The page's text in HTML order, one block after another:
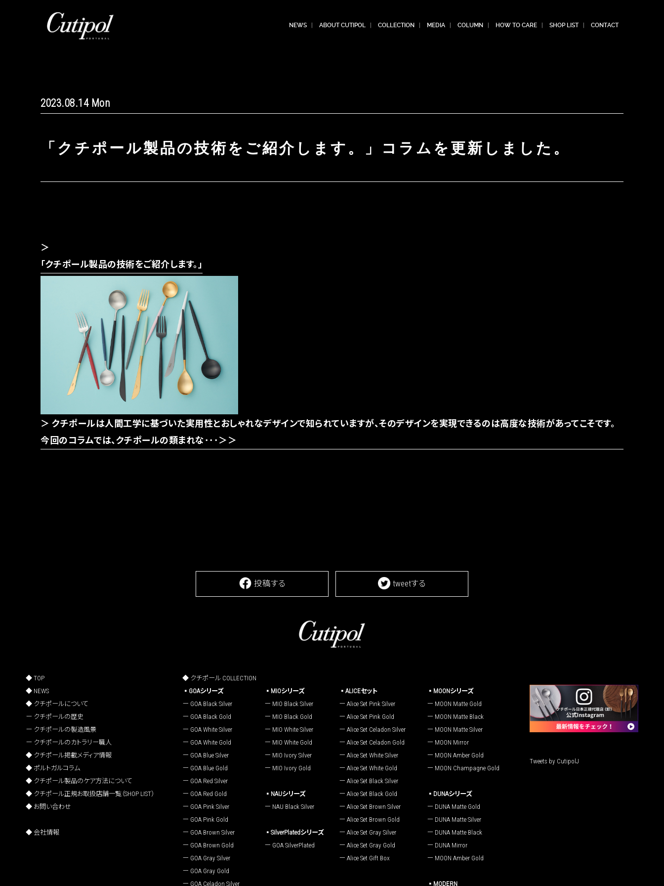
NEWS ABOUT CUTIPOL COLLECTION MEDIA COLUMN HOW TO CARE SHOP LIST CONTACT
2023.08.14 Mon
「クチポール製品の技術をご紹介します。」コラムを更新しました。
「クチポール製品の技術をご紹介します。」
クチポールは人間工学に基づいた実用性とおしゃれなデザインで知られていますが、そのデザインを実現できるのは高度な技術があってこそです。
今回のコラムでは、クチポールの類まれな･･･＞＞
投稿する tweetする
TOP
NEWS
クチポールについて
クチポールの歴史
クチポールの製造風景
クチポールのカトラリー職人
クチポール掲載メディア情報
ポルトガルコラム
クチポール製品のケア方法について
クチポール正規お取扱店舗一覧（SHOP LIST）
お問い合わせ
会社情報
クチポール COLLECTION
GOAシリーズ
GOA Black Silver
GOA Black Gold
GOA White Silver
GOA White Gold
GOA Blue Silver
GOA Blue Gold
GOA Red Silver
GOA Red Gold
GOA Pink Silver
GOA Pink Gold
GOA Brown Silver
GOA Brown Gold
GOA Gray Silver
GOA Gray Gold
GOA Celadon Silver
MIOシリーズ
MIO Black Silver
MIO Black Gold
MIO White Silver
MIO White Gold
MIO Ivory Silver
MIO Ivory Gold
NAUシリーズ
NAU Black Silver
SilverPlatedシリーズ
GOA SilverPlated
ALICEセット
Alice Set Pink Silver
Alice Set Pink Gold
Alice Set Celadon Silver
Alice Set Celadon Gold
Alice Set White Silver
Alice Set White Gold
Alice Set Black Silver
Alice Set Black Gold
Alice Set Brown Silver
Alice Set Brown Gold
Alice Set Gray Silver
Alice Set Gray Gold
Alice Set Gift Box
MOONシリーズ
MOON Matte Gold
MOON Matte Black
MOON Matte Silver
MOON Mirror
MOON Amber Gold
MOON Champagne Gold
DUNAシリーズ
DUNA Matte Gold
DUNA Matte Silver
DUNA Matte Black
DUNA Mirror
MOON Amber Gold
MODERN
Tweets by CutipolJ